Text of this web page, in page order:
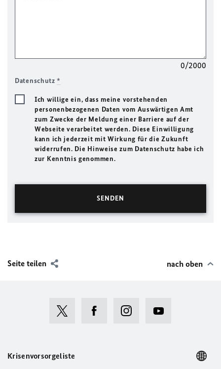
0/2000
Datenschutz*
Ich willige ein, dass meine vorstehenden
personenbezogenen Daten vom Auswärtigen Amt
zum Zwecke der Meldung einer Barriere auf der
Webseite verarbeitet werden. Diese Einwilligung
kann ich jederzeit mit Wirkung für die Zukunft
widerrufen. Die Hinweise zum Datenschutz habe ich
zur Kenntnis genommen.
Seite teilen nach oben
Krisenvorsorgeliste